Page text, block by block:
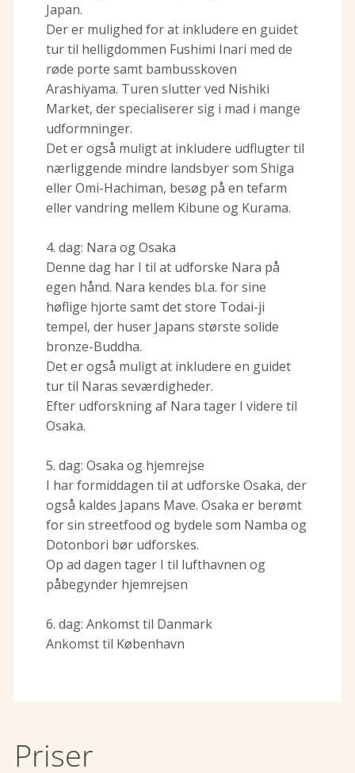
Japan.
Der er mulighed for at inkludere en guidet
tur til helligdommen Fushimi Inari med de
røde porte samt bambusskoven
Arashiyama. Turen slutter ved Nishiki
Market, der specialiserer sig i mad i mange
udformninger.
Det er også muligt at inkludere udflugter til
nærliggende mindre landsbyer som Shiga
eller Omi-Hachiman, besøg på en tefarm
eller vandring mellem Kibune og Kurama.
4. dag: Nara og Osaka
Denne dag har I til at udforske Nara på
egen hånd. Nara kendes bl.a. for sine
høflige hjorte samt det store Todai-ji
tempel, der huser Japans største solide
bronze-Buddha.
Det er også muligt at inkludere en guidet
tur til Naras seværdigheder.
Efter udforskning af Nara tager I videre til
Osaka.
5. dag: Osaka og hjemrejse
I har formiddagen til at udforske Osaka, der
også kaldes Japans Mave. Osaka er berømt
for sin streetfood og bydele som Namba og
Dotonbori bør udforskes.
Op ad dagen tager I til lufthavnen og
påbegynder hjemrejsen
6. dag: Ankomst til Danmark
Ankomst til København
Priser